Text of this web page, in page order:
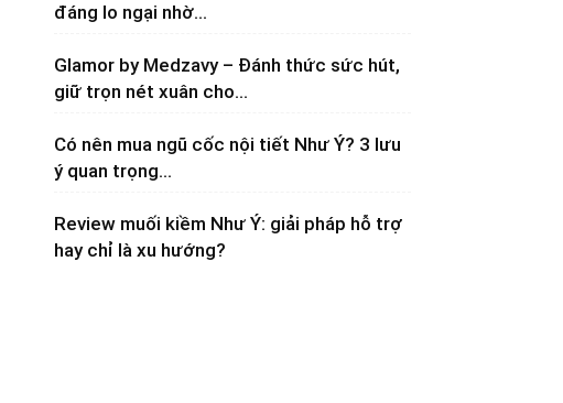
đáng lo ngại nhờ...
Glamor by Medzavy – Đánh thức sức hút,
giữ trọn nét xuân cho...
Có nên mua ngũ cốc nội tiết Như Ý? 3 lưu
ý quan trọng...
Review muối kiềm Như Ý: giải pháp hỗ trợ
hay chỉ là xu hướng?